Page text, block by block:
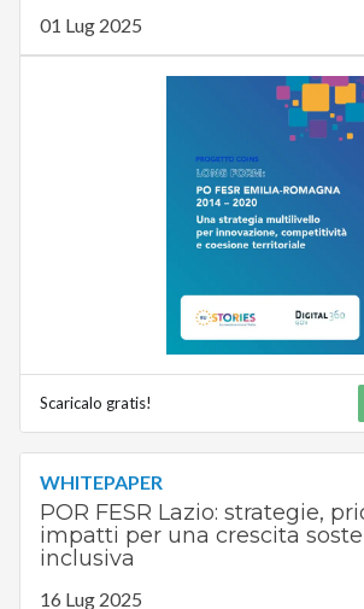
01 Lug 2025
Scaricalo gratis!
WHITEPAPER
POR FESR Lazio: strategie,
impatti per una crescita
inclusiva
16 Lug 2025